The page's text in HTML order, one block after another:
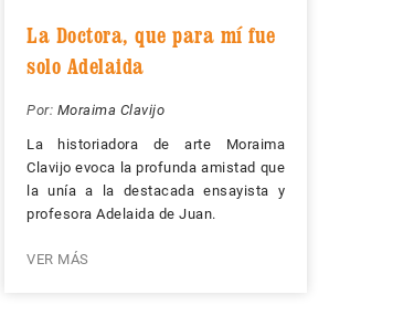
La Doctora, que para mí fue
solo Adelaida
Por: Moraima Clavijo
La historiadora de arte Moraima
Clavijo evoca la profunda amistad que
la unía a la destacada ensayista y
profesora Adelaida de Juan.
VER MÁS